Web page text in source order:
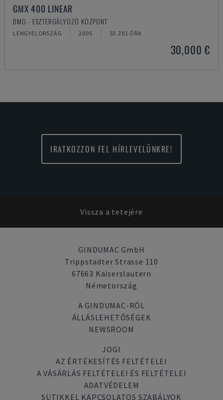
GMX 400 LINEAR
DMG - ESZTERGÁLYOZÓ KÖZPONT
LENGYELORSZÁG 2005 53.201 ÓRA
30,000 €
IRATKOZZON FEL HÍRLEVELÜNKRE!
Vissza a tetejére
GINDUMAC GmbH
Trippstadter Strasse 110
67663 Kaiserslautern
Németország
A GINDUMAC-RÓL
ÁLLÁSLEHETŐSÉGEK
NEWSROOM
JOGI
AZ ÉRTÉKESÍTÉS FELTÉTELEI
A VÁSÁRLÁS FELTÉTELEI ÉS FELTÉTELEI
ADATVÉDELEM
SÜTIKKEL KAPCSOLATOS SZABÁLYOK